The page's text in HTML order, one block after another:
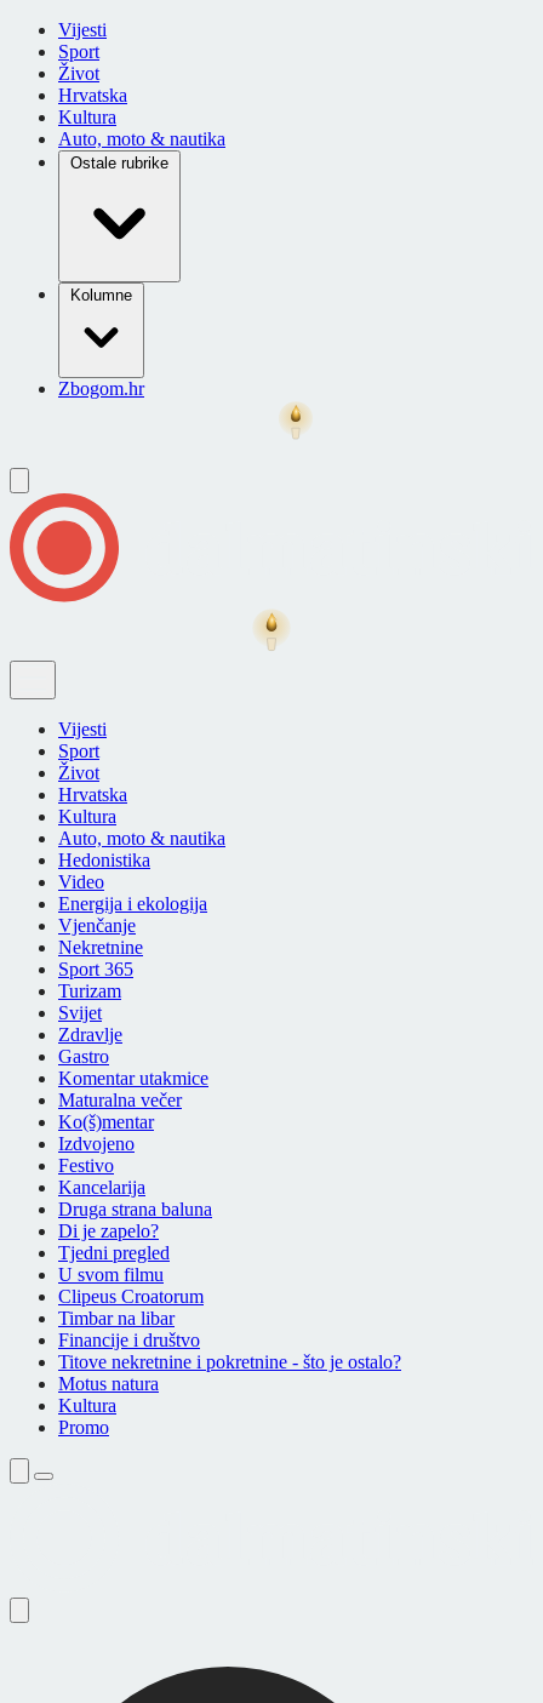
Vijesti
Sport
Život
Hrvatska
Kultura
Auto, moto & nautika
Ostale rubrike
Kolumne
Zbogom.hr
Vijesti
Sport
Život
Hrvatska
Kultura
Auto, moto & nautika
Hedonistika
Video
Energija i ekologija
Vjenčanje
Nekretnine
Sport 365
Turizam
Svijet
Zdravlje
Gastro
Komentar utakmice
Maturalna večer
Ko(š)mentar
Izdvojeno
Festivo
Kancelarija
Druga strana baluna
Di je zapelo?
Tjedni pregled
U svom filmu
Clipeus Croatorum
Timbar na libar
Financije i društvo
Titove nekretnine i pokretnine - što je ostalo?
Motus natura
Kultura
Promo